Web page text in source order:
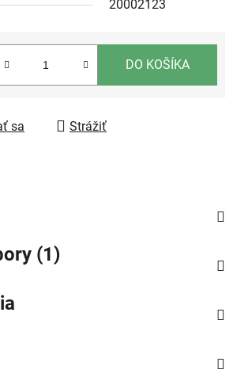
20002123
DO KOŠÍKA
sa Strážiť
(1)